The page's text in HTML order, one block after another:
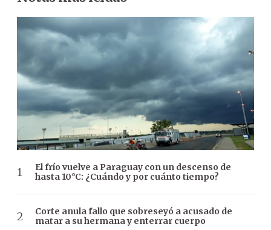
El frío vuelve a Paraguay con un descenso de
hasta 10°C: ¿Cuándo y por cuánto tiempo?
Corte anula fallo que sobreseyó a acusado de
matar a su hermana y enterrar cuerpo